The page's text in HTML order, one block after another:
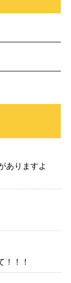
ありますよ
！！！